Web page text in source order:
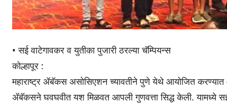
• सई वाटेगावकर व युतीका पुजारी ठरल्या चॅम्पियन्स
कोल्हापूर :
महाराष्ट्र ॲबॅकस असोसिएशन च्यावतीने पुणे येथे आयोजित
ॲबॅकसने घवघवीत यश मिळवत आपली गुणवत्ता सिद्ध केली. यामध्ये सई